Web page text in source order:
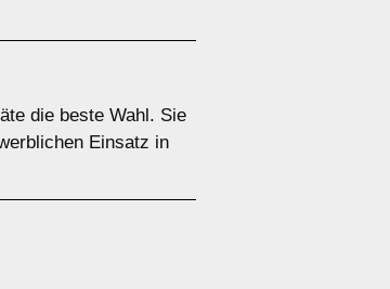
die beste Wahl. Sie
Einsatz in